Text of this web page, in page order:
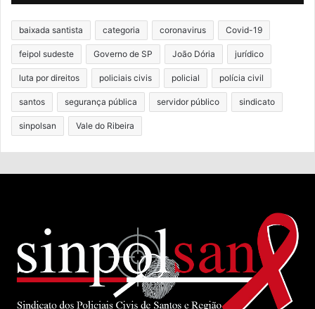
baixada santista categoria coronavirus Covid-19
feipol sudeste Governo de SP João Dória jurídico
luta por direitos policiais civis policial polícia civil
santos segurança pública servidor público sindicato
sinpolsan Vale do Ribeira